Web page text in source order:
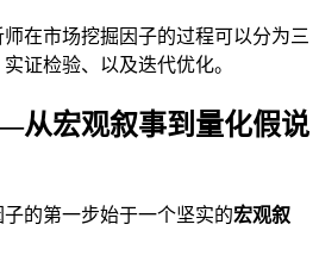
在市场挖掘因子的过程可以分为三
证检验、以及迭代优化。
宏观叙事到量化假说
的第一步始于一个坚实的宏观叙